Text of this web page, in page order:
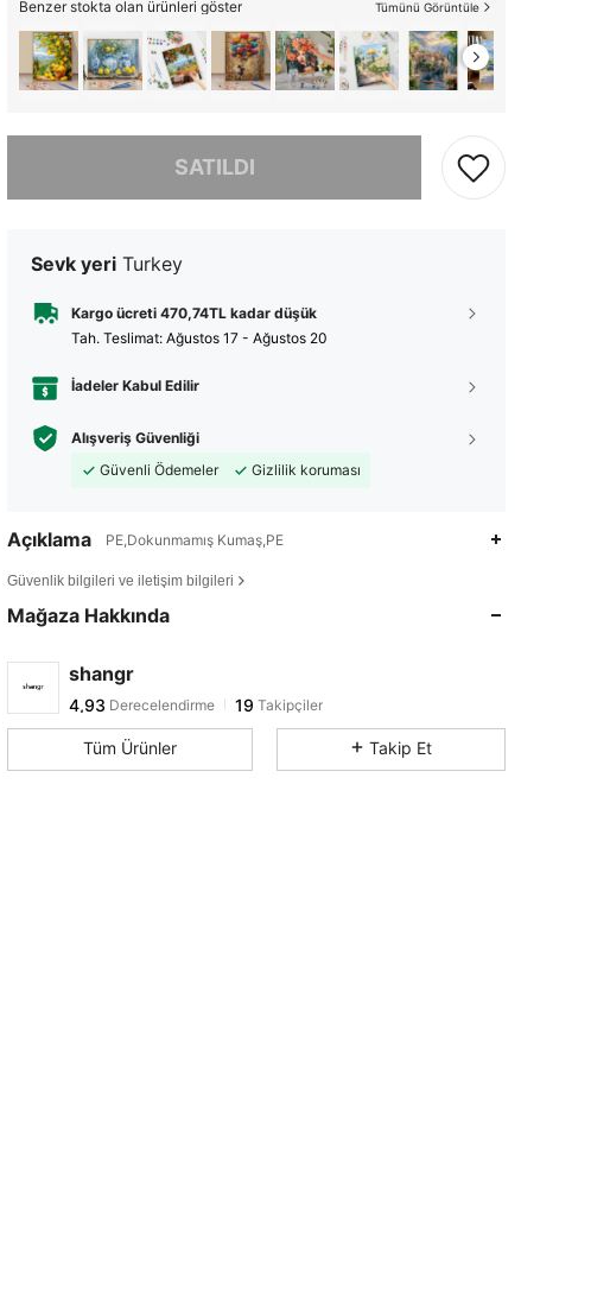
Benzer stokta olan ürünleri göster Tümünü Görüntüle
SATILDI
Üzgünüm, ürün tükendi.
Sevk yeri Turkey
Kargo ücreti 470,74TL kadar düşük
Tah. Teslimat: Ağustos 17 - Ağustos 20
İadeler Kabul Edilir
Alışveriş Güvenliği
Güvenli Ödemeler
Gizlilik koruması
Açıklama PE,Dokunmamış Kumaş,PE
Güvenlik bilgileri ve iletişim bilgileri
Mağaza Hakkında
shangr
4,93
19
4,93
19
4,93
4,93 Derecelendirme
j***9 1 gün önce'i takip etti
Tüm Ürünler Takip Et